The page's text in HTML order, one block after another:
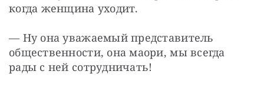
когда женщина уходит.
— Ну она уважаемый представитель
общественности, она маори, мы всегда
рады с ней сотрудничать!